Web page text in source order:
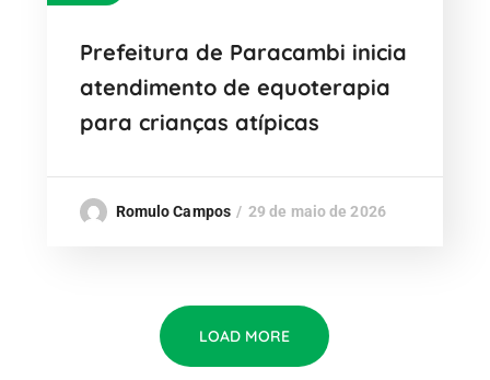
Prefeitura de Paracambi inicia
atendimento de equoterapia
para crianças atípicas
Romulo Campos 29 de maio de 2026
LOAD MORE